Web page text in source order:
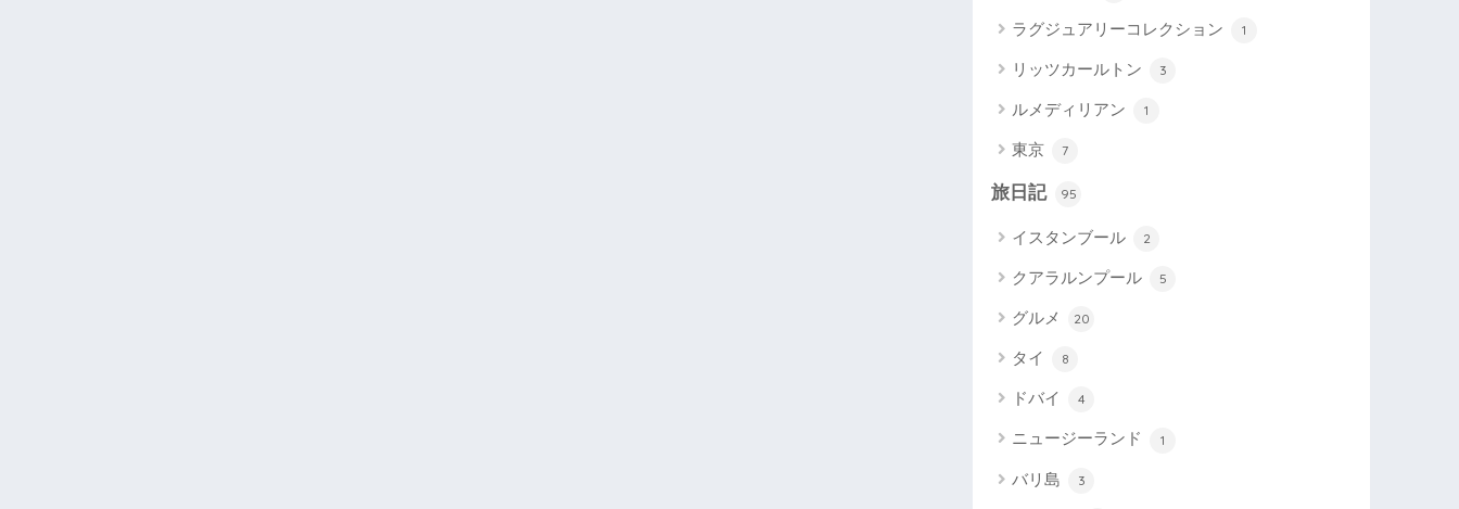
ラグジュアリーコレクション 1
リッツカールトン 3
ルメディリアン 1
東京 7
旅日記 95
イスタンブール 2
クアラルンプール 5
グルメ 20
タイ 8
ドバイ 4
ニュージーランド 1
バリ島 3